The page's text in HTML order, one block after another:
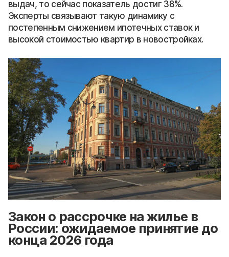
выдач, то сейчас показатель достиг 38%.
Эксперты связывают такую динамику с
постепенным снижением ипотечных ставок и
высокой стоимостью квартир в новостройках.
Закон о рассрочке на жилье в
России: ожидаемое принятие до
конца 2026 года